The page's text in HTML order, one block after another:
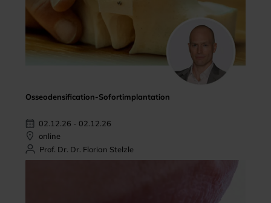
Osseodensification-Sofortimplantation
02.12.26 - 02.12.26
online
Prof. Dr. Dr. Florian Stelzle